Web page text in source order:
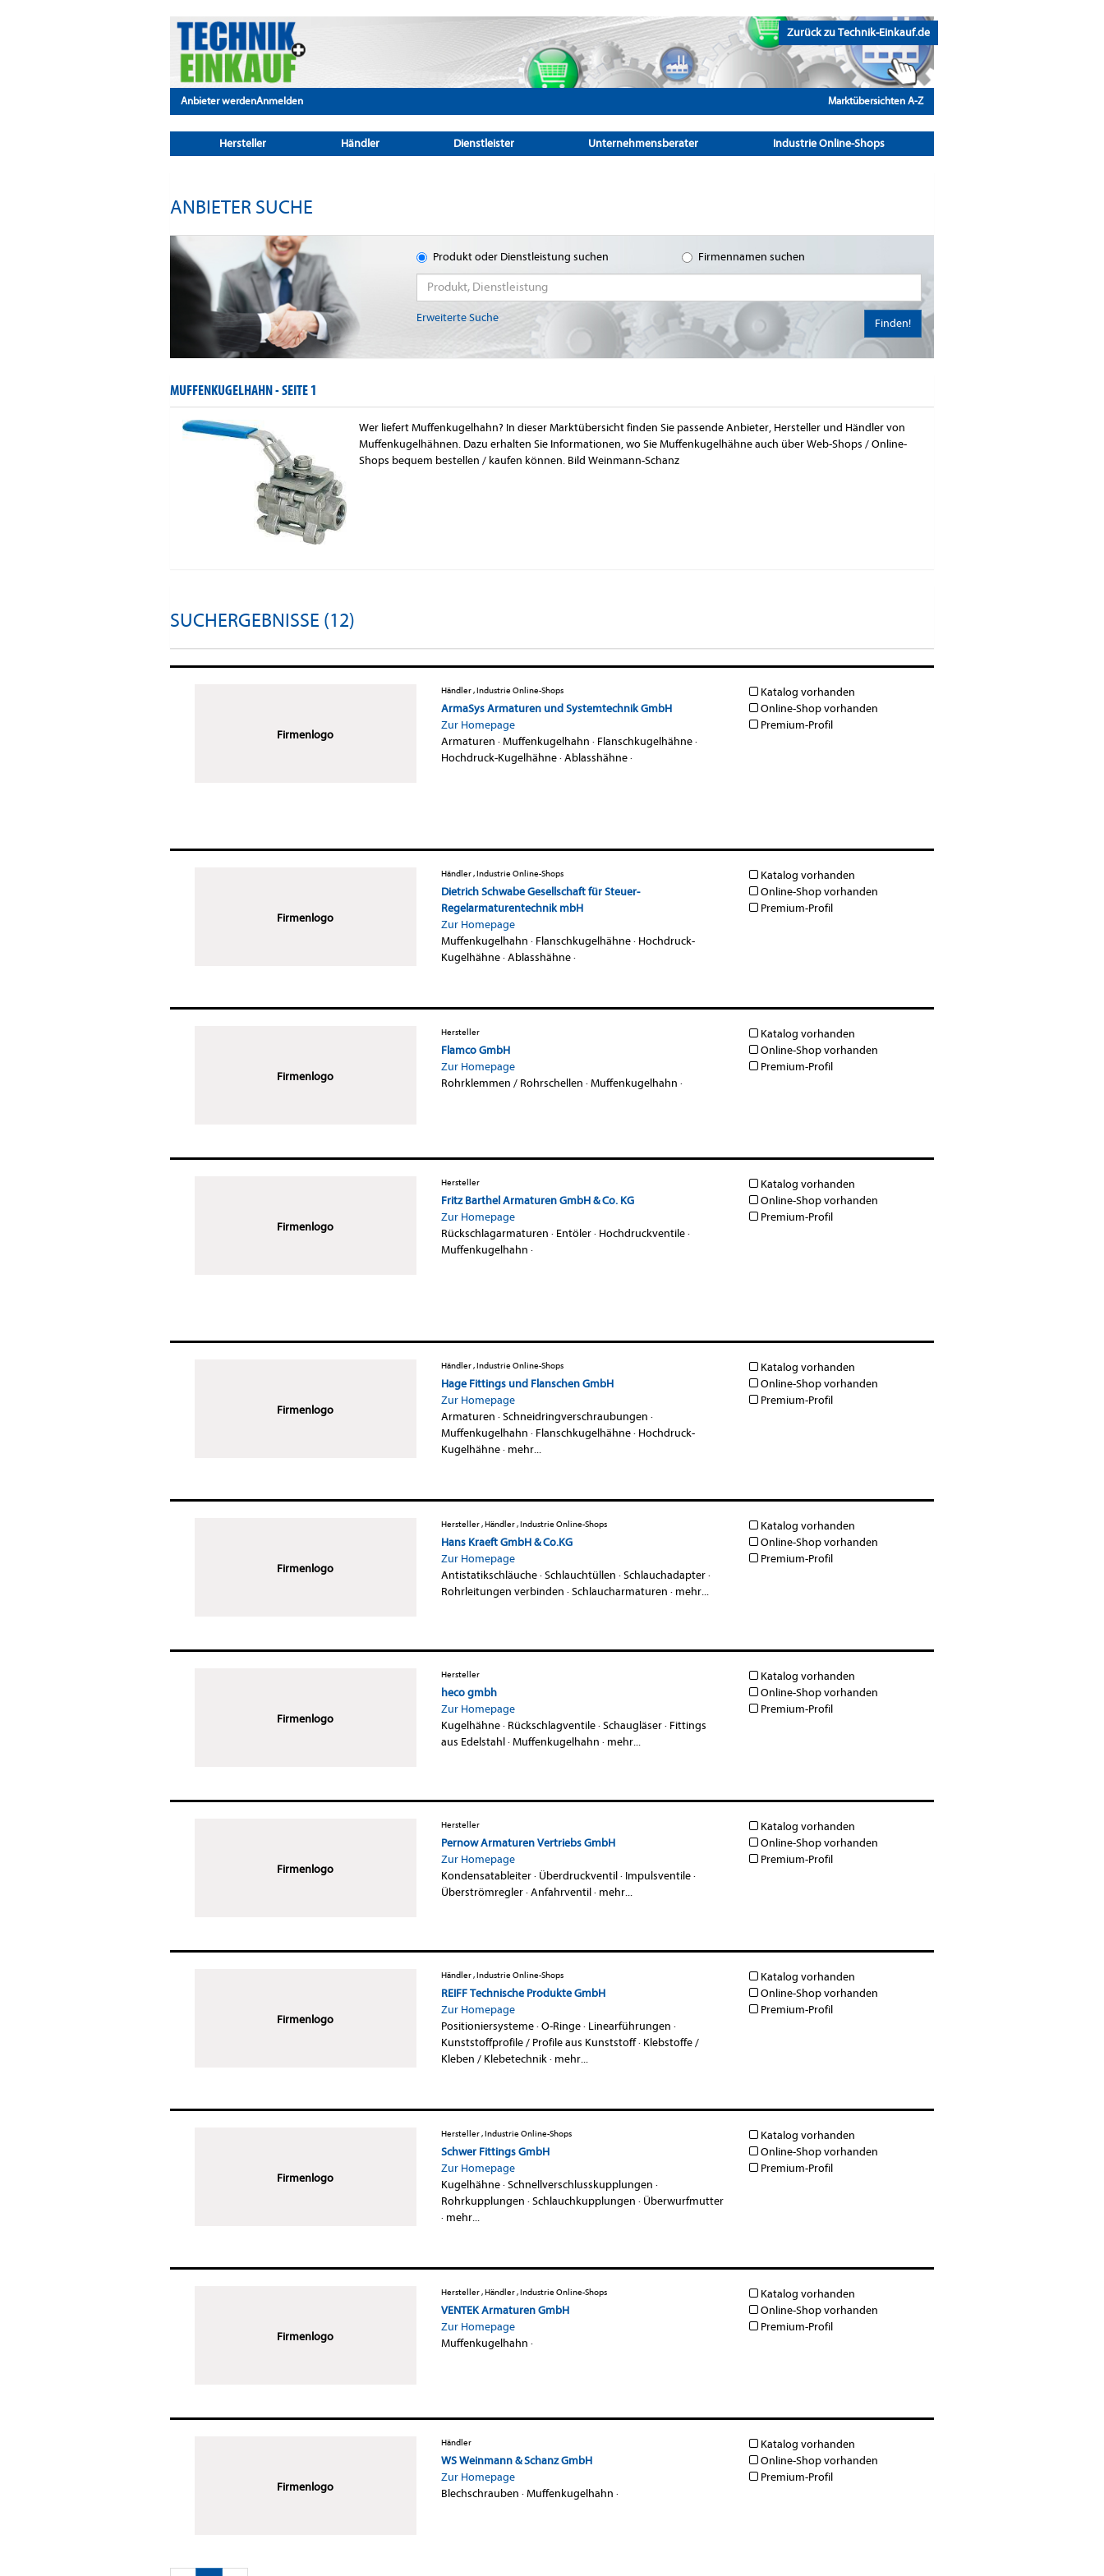
Zurück zu Technik-Einkauf.de
Anbieter werdenAnmelden Marktübersichten A-Z
Hersteller Händler Dienstleister Unternehmensberater Industrie Online-Shops
ANBIETER SUCHE
Produkt oder Dienstleistung suchen Firmennamen suchen
Erweiterte Suche Finden!
MUFFENKUGELHAHN -SEITE 1
Wer liefert Muffenkugelhahn? In dieser Marktübersicht finden Sie passende Anbieter, Hersteller und Händler von
Muffenkugelhähnen. Dazu erhalten Sie Informationen, wo Sie Muffenkugelhähne auch über Web-Shops / Online-
Shops bequem bestellen / kaufen können. Bild Weinmann-Schanz
SUCHERGEBNISSE (12)
Firmenlogo
Händler , Industrie Online-Shops
ArmaSys Armaturen und Systemtechnik GmbH
Zur Homepage
Armaturen ·Muffenkugelhahn · Flanschkugelhähne·
Hochdruck-Kugelhähne·Ablasshähne·
Katalog vorhanden
Online-Shop vorhanden
Premium-Profil
Firmenlogo
Händler , Industrie Online-Shops
Dietrich Schwabe Gesellschaft für Steuer-
Regelarmaturentechnik mbH
Zur Homepage
Muffenkugelhahn · Flanschkugelhähne· Hochdruck-
Kugelhähne·Ablasshähne·
Katalog vorhanden
Online-Shop vorhanden
Premium-Profil
Firmenlogo
Hersteller
Flamco GmbH
Zur Homepage
Rohrklemmen / Rohrschellen ·Muffenkugelhahn ·
Katalog vorhanden
Online-Shop vorhanden
Premium-Profil
Firmenlogo
Hersteller
Fritz Barthel Armaturen GmbH & Co. KG
Zur Homepage
Rückschlagarmaturen · Entöler· Hochdruckventile·
Muffenkugelhahn ·
Katalog vorhanden
Online-Shop vorhanden
Premium-Profil
Firmenlogo
Händler , Industrie Online-Shops
Hage Fittings und Flanschen GmbH
Zur Homepage
Armaturen ·Schneidringverschraubungen ·
Muffenkugelhahn · Flanschkugelhähne· Hochdruck-
Kugelhähne· mehr...
Katalog vorhanden
Online-Shop vorhanden
Premium-Profil
Firmenlogo
Hersteller , Händler , Industrie Online-Shops
Hans Kraeft GmbH & Co.KG
Zur Homepage
Antistatikschläuche·Schlauchtüllen ·Schlauchadapter·
Rohrleitungen verbinden ·Schlaucharmaturen · mehr...
Katalog vorhanden
Online-Shop vorhanden
Premium-Profil
Firmenlogo
Hersteller
heco gmbh
Zur Homepage
Kugelhähne· Rückschlagventile·Schaugläser· Fittings
aus Edelstahl·Muffenkugelhahn · mehr...
Katalog vorhanden
Online-Shop vorhanden
Premium-Profil
Firmenlogo
Hersteller
Pernow Armaturen Vertriebs GmbH
Zur Homepage
Kondensatableiter· Überdruckventil· Impulsventile·
Überströmregler·Anfahrventil· mehr...
Katalog vorhanden
Online-Shop vorhanden
Premium-Profil
Firmenlogo
Händler , Industrie Online-Shops
REIFF Technische Produkte GmbH
Zur Homepage
Positioniersysteme·O-Ringe· Linearführungen ·
Kunststoffprofile / Profile aus Kunststoff· Klebstoffe /
Kleben / Klebetechnik· mehr...
Katalog vorhanden
Online-Shop vorhanden
Premium-Profil
Firmenlogo
Hersteller , Industrie Online-Shops
Schwer Fittings GmbH
Zur Homepage
Kugelhähne·Schnellverschlusskupplungen ·
Rohrkupplungen ·Schlauchkupplungen · Überwurfmutter
· mehr...
Katalog vorhanden
Online-Shop vorhanden
Premium-Profil
Firmenlogo
Hersteller , Händler , Industrie Online-Shops
VENTEK Armaturen GmbH
Zur Homepage
Muffenkugelhahn ·
Katalog vorhanden
Online-Shop vorhanden
Premium-Profil
Firmenlogo
Händler
WS Weinmann & Schanz GmbH
Zur Homepage
Blechschrauben ·Muffenkugelhahn ·
Katalog vorhanden
Online-Shop vorhanden
Premium-Profil